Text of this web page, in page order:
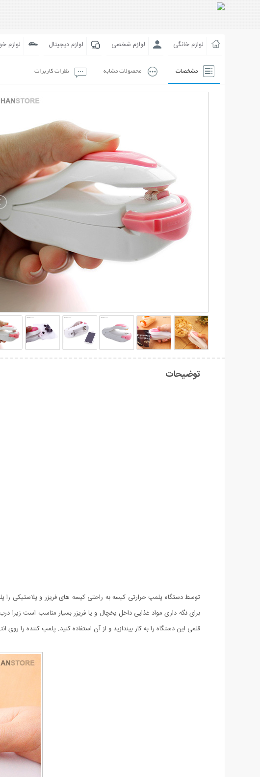
لوازم خانگی لوازم شخصی لوازم دیجیتال لوازم
مشخصات محصولات مشابه نظرات کاربرات
توضیحات
توسط دستگاه پلمپ حرارتی کیسه به راحتی کیسه های فریزر و پلاستیکی
برای نگه داری مواد غذایی داخل یخچال و یا فریزر بسیار مناسب است زیرا
قلمی این دستگاه را به کار بیندازید و از آن استفاده کنید. پلمپ کننده را